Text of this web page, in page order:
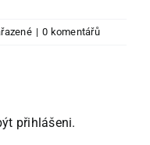
| 0 komentářů
přihlášeni.